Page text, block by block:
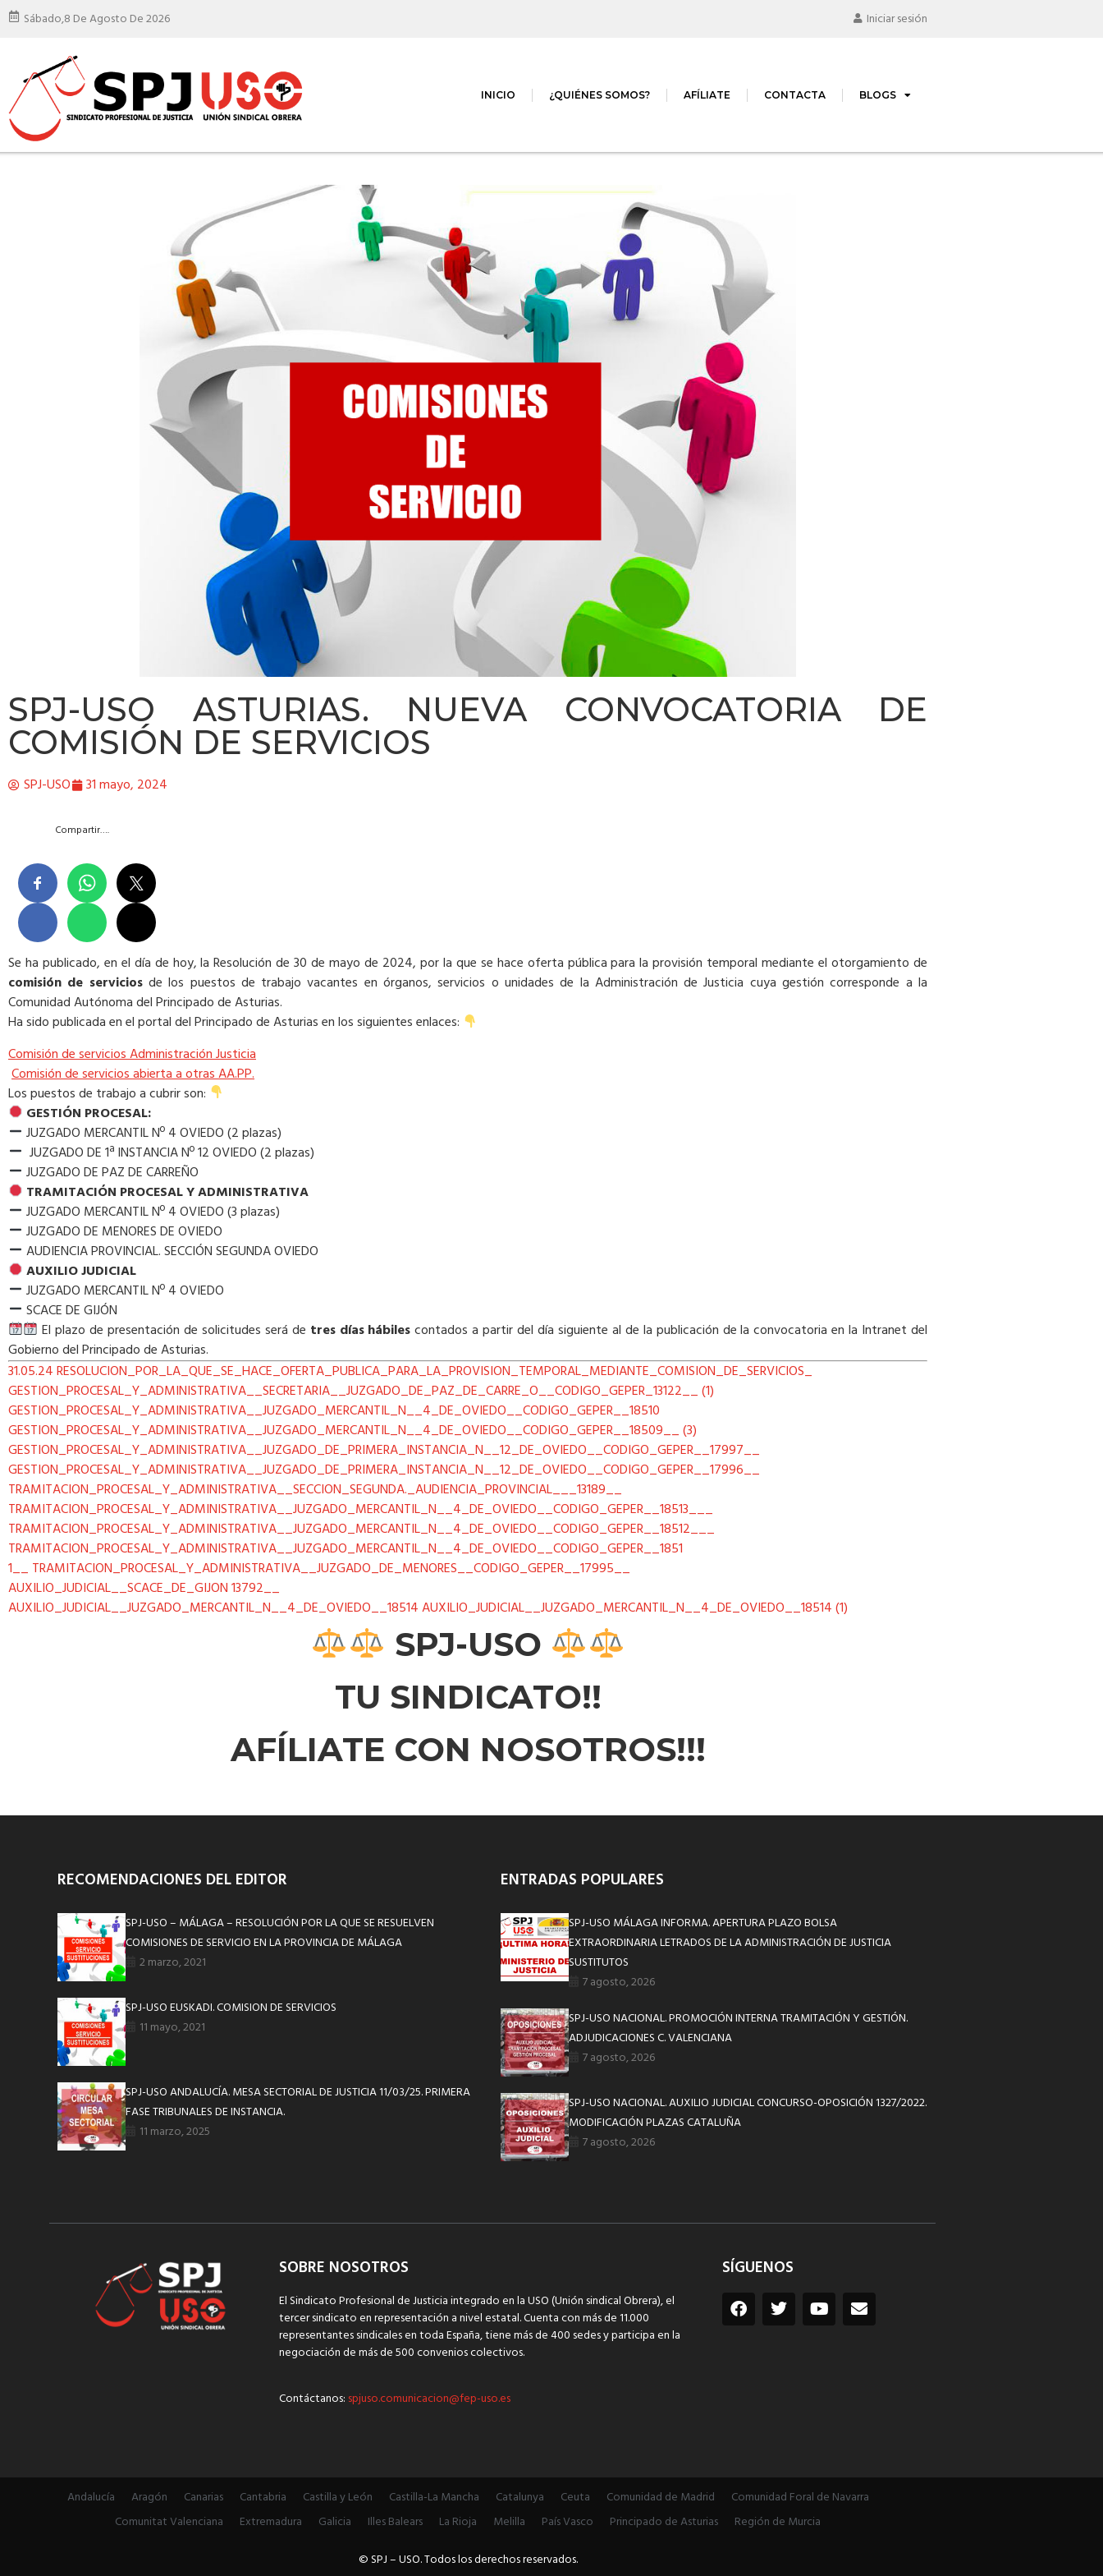
Sábado,8 De Agosto De 2026 Iniciar sesión
INICIO ¿QUIÉNES SOMOS? AFÍLIATE CONTACTA BLOGS
SPJ-USO ASTURIAS. NUEVA CONVOCATORIA DE
COMISIÓN DE SERVICIOS
SPJ-USO 31 mayo, 2024
Compartir….
Se ha publicado, en el día de hoy, la Resolución de 30 de mayo de 2024, por la que se hace oferta pública para la provisión temporal mediante el otorgamiento de
comisión de serviciosde los puestos de trabajo vacantes en órganos, servicios o unidades de la Administración de Justicia cuya gestión corresponde a la
Comunidad Autónoma del Principado de Asturias.
Ha sido publicada en el portal del Principado de Asturias en los siguientes enlaces:
Comisión de servicios Administración Justicia
Comisión de servicios abierta a otras AA.PP.
Los puestos de trabajo a cubrir son:
GESTIÓN PROCESAL:
JUZGADO MERCANTIL Nº 4 OVIEDO (2 plazas)
JUZGADO DE 1ª INSTANCIA Nº 12 OVIEDO (2 plazas)
JUZGADO DE PAZ DE CARREÑO
TRAMITACIÓN PROCESAL Y ADMINISTRATIVA
JUZGADO MERCANTIL Nº 4 OVIEDO (3 plazas)
JUZGADO DE MENORES DE OVIEDO
AUDIENCIA PROVINCIAL. SECCIÓN SEGUNDA OVIEDO
AUXILIO JUDICIAL
JUZGADO MERCANTIL Nº 4 OVIEDO
SCACE DE GIJÓN
El plazo de presentación de solicitudes será de tres días hábilescontados a partir del día siguiente al de la publicación de la convocatoria en la Intranet del
Gobierno del Principado de Asturias.
31.05.24 RESOLUCION_POR_LA_QUE_SE_HACE_OFERTA_PUBLICA_PARA_LA_PROVISION_TEMPORAL_MEDIANTE_COMISION_DE_SERVICIOS_
GESTION_PROCESAL_Y_ADMINISTRATIVA__SECRETARIA__JUZGADO_DE_PAZ_DE_CARRE_O__CODIGO_GEPER_13122__ (1)
GESTION_PROCESAL_Y_ADMINISTRATIVA__JUZGADO_MERCANTIL_N__4_DE_OVIEDO__CODIGO_GEPER__18510
GESTION_PROCESAL_Y_ADMINISTRATIVA__JUZGADO_MERCANTIL_N__4_DE_OVIEDO__CODIGO_GEPER__18509__ (3)
GESTION_PROCESAL_Y_ADMINISTRATIVA__JUZGADO_DE_PRIMERA_INSTANCIA_N__12_DE_OVIEDO__CODIGO_GEPER__17997__
GESTION_PROCESAL_Y_ADMINISTRATIVA__JUZGADO_DE_PRIMERA_INSTANCIA_N__12_DE_OVIEDO__CODIGO_GEPER__17996__
TRAMITACION_PROCESAL_Y_ADMINISTRATIVA__SECCION_SEGUNDA._AUDIENCIA_PROVINCIAL___13189__
TRAMITACION_PROCESAL_Y_ADMINISTRATIVA__JUZGADO_MERCANTIL_N__4_DE_OVIEDO__CODIGO_GEPER__18513___
TRAMITACION_PROCESAL_Y_ADMINISTRATIVA__JUZGADO_MERCANTIL_N__4_DE_OVIEDO__CODIGO_GEPER__18512___
TRAMITACION_PROCESAL_Y_ADMINISTRATIVA__JUZGADO_MERCANTIL_N__4_DE_OVIEDO__CODIGO_GEPER__1851
1__ TRAMITACION_PROCESAL_Y_ADMINISTRATIVA__JUZGADO_DE_MENORES__CODIGO_GEPER__17995__
AUXILIO_JUDICIAL__SCACE_DE_GIJON 13792__
AUXILIO_JUDICIAL__JUZGADO_MERCANTIL_N__4_DE_OVIEDO__18514AUXILIO_JUDICIAL__JUZGADO_MERCANTIL_N__4_DE_OVIEDO__18514 (1)
SPJ-USO
TU SINDICATO!!
AFÍLIATE CON NOSOTROS!!!
RECOMENDACIONES DEL EDITOR
SPJ-USO – MÁLAGA – RESOLUCIÓN POR LA QUE SE RESUELVEN
COMISIONES DE SERVICIO EN LA PROVINCIA DE MÁLAGA
2 marzo, 2021
SPJ-USO EUSKADI. COMISION DE SERVICIOS
11 mayo, 2021
SPJ-USO ANDALUCÍA. MESA SECTORIAL DE JUSTICIA 11/03/25. PRIMERA
FASE TRIBUNALES DE INSTANCIA.
11 marzo, 2025
ENTRADAS POPULARES
SPJ-USO MÁLAGA INFORMA. APERTURA PLAZO BOLSA
EXTRAORDINARIA LETRADOS DE LA ADMINISTRACIÓN DE JUSTICIA
SUSTITUTOS
7 agosto, 2026
SPJ-USO NACIONAL. PROMOCIÓN INTERNA TRAMITACIÓN Y GESTIÓN.
ADJUDICACIONES C. VALENCIANA
7 agosto, 2026
SPJ-USO NACIONAL. AUXILIO JUDICIAL CONCURSO-OPOSICIÓN 1327/2022.
MODIFICACIÓN PLAZAS CATALUÑA
7 agosto, 2026
SOBRE NOSOTROS
El Sindicato Profesional de Justicia integrado en la USO (Unión sindical Obrera), el
tercer sindicato en representación a nivel estatal. Cuenta con más de 11.000
representantes sindicales en toda España, tiene más de 400 sedes y participa en la
negociación de más de 500 convenios colectivos.
Contáctanos: spjuso.comunicacion@fep-uso.es
SÍGUENOS
Andalucía Aragón Canarias Cantabria Castilla y León Castilla-La Mancha Catalunya Ceuta Comunidad de Madrid
Comunidad Foral de Navarra
Comunitat Valenciana
Extremadura Galicia Illes Balears La Rioja Melilla País Vasco Principado de Asturias
Región de Murcia
© SPJ – USO. Todos los derechos reservados.